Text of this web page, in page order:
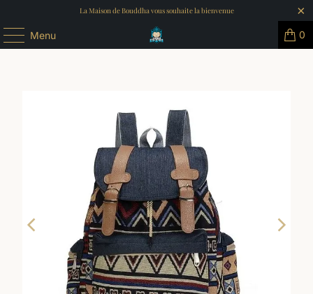
La Maison de Bouddha vous souhaite la bienvenue
Menu 0